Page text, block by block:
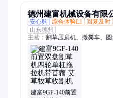
德州建富机械设备有限
安心购
综合体验L1 回复及时
山东德州
主营： 割草压扁机、撒粪车、
机、药材收获机、捡石机、小
挖坑机、搂草机、旋耕机、筑
喷药机、开沟机、割草机、圆
建富9GF-140前置